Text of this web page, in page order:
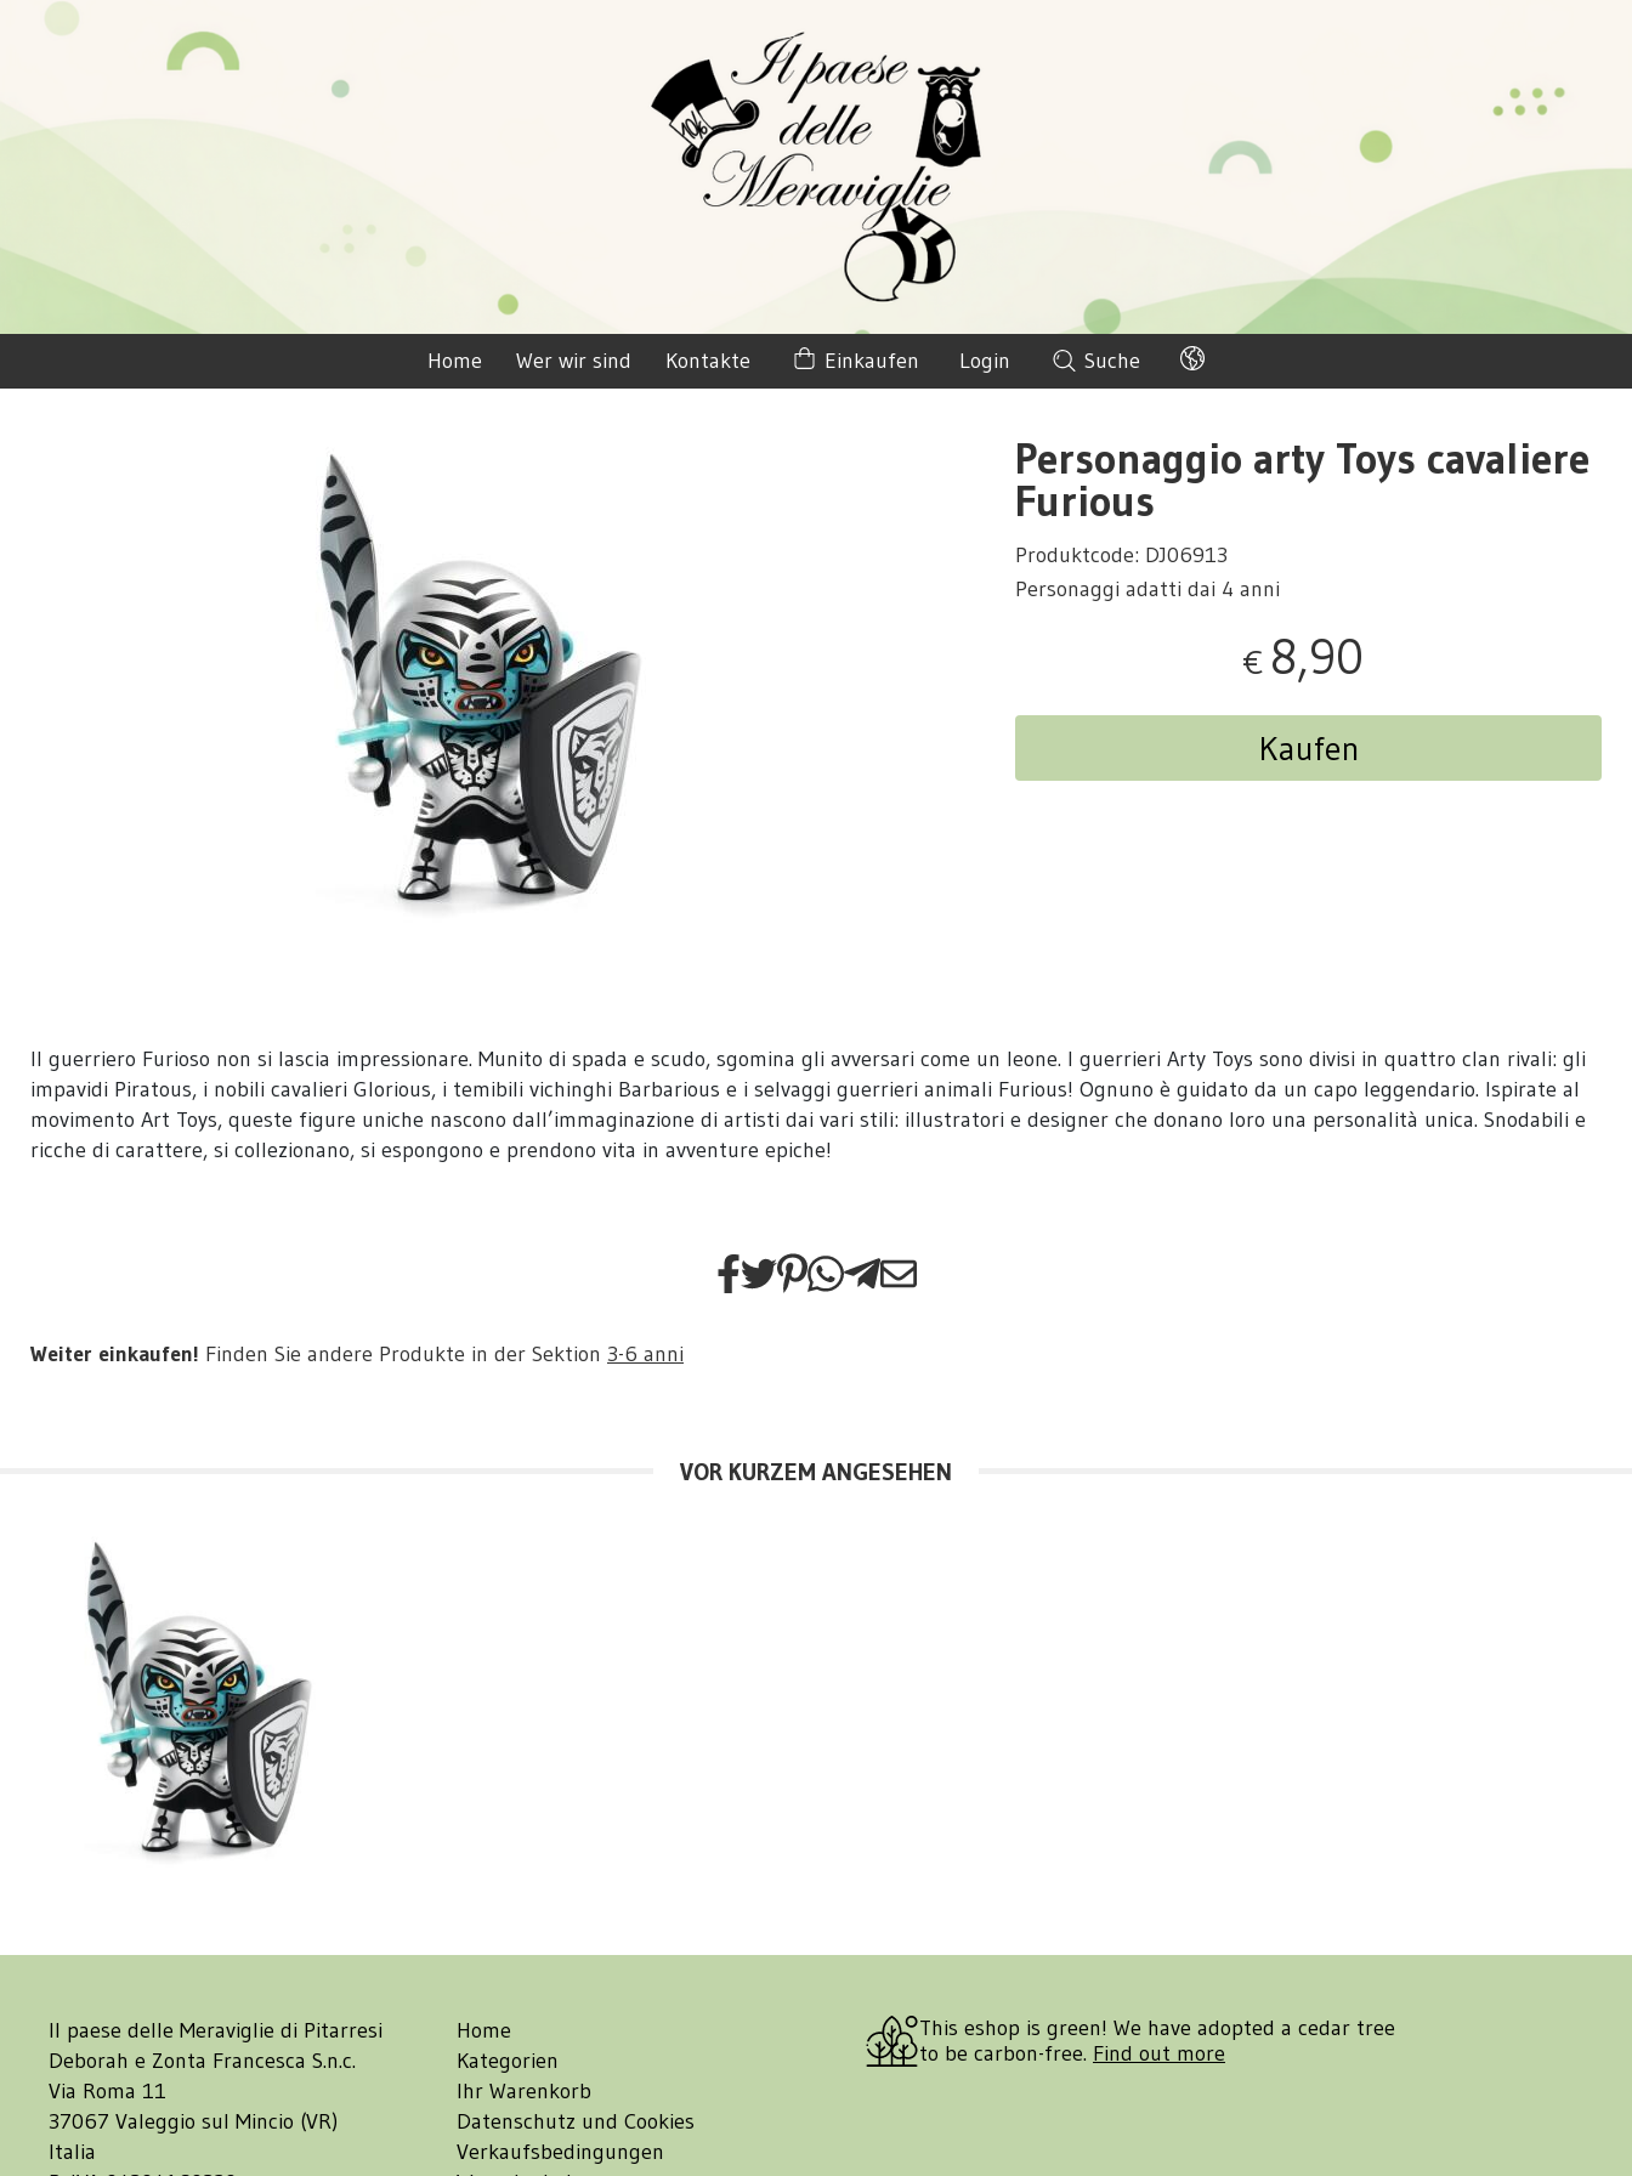
Home Wer wir sind Kontakte Einkaufen Login Suche
Personaggio arty Toys cavaliere
Furious
Produktcode: DJ06913
Personaggi adatti dai 4 anni
€ 8,90
Kaufen
Il guerriero Furioso non si lascia impressionare. Munito di spada e scudo, sgomina gli avversari come un leone. I guerrieri Arty Toys sono divisi in quattro clan rivali: gli
impavidi Piratous, i nobili cavalieri Glorious, i temibili vichinghi Barbarious e i selvaggi guerrieri animali Furious! Ognuno è guidato da un capo leggendario. Ispirate al
movimento Art Toys, queste figure uniche nascono dall’immaginazione di artisti dai vari stili: illustratori e designer che donano loro una personalità unica. Snodabili e
ricche di carattere, si collezionano, si espongono e prendono vita in avventure epiche!
Weiter einkaufen! Finden Sie andere Produkte in der Sektion 3-6 anni
VOR KURZEM ANGESEHEN
Il paese delle Meraviglie di Pitarresi
Deborah e Zonta Francesca S.n.c.
Via Roma 11
37067 Valeggio sul Mincio (VR)
Italia
Home
Kategorien
Ihr Warenkorb
Datenschutz und Cookies
Verkaufsbedingungen
This eshop is green! We have adopted a cedar tree
to be carbon-free. Find out more